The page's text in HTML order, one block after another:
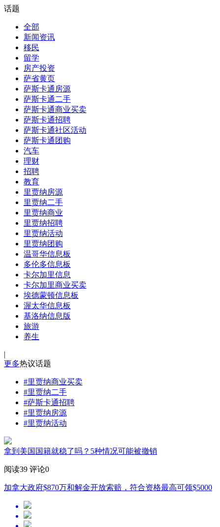
话题
全部
新闻资讯
移民
留学
房产投资
萨省黄页
萨斯卡通房源
萨斯卡通二手
萨斯卡通商业买卖
萨斯卡通招聘
萨斯卡通社区活动
萨斯卡通团购
汽车
理财
招聘
教育
里贾纳房源
里贾纳二手
里贾纳商业
里贾纳招聘
里贾纳活动
里贾纳团购
温哥华信息板
多伦多信息板
卡尔加里信息
卡尔加里商业买卖
埃德蒙顿信息板
渥太华信息板
基洛纳信息版
旅游
养生
|
更多热议话题
#里贾纳商业买卖
#里贾纳二手
#萨斯卡通招聘
#里贾纳房源
#里贾纳活动
拿到美国国籍就稳了吗？5种情况可能被撤销
阅读39 评论0
加拿大政府$870万和解金开放索赔，符合资格最高可领$5000